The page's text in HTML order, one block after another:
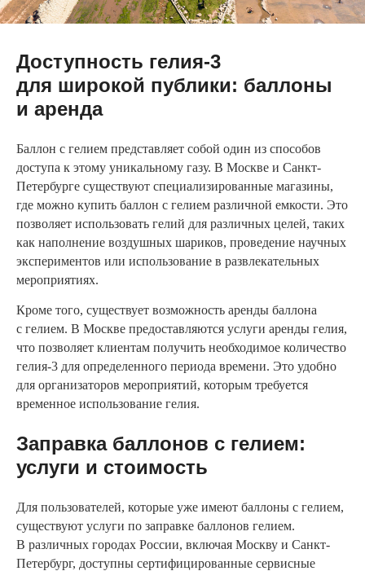
Доступность гелия-3
для широкой публики: баллоны
и аренда
Баллон с гелием представляет собой один из способов
доступа к этому уникальному газу. В Москве и Санкт-
Петербурге существуют специализированные магазины,
где можно купить баллон с гелием различной емкости. Это
позволяет использовать гелий для различных целей, таких
как наполнение воздушных шариков, проведение научных
экспериментов или использование в развлекательных
мероприятиях.
Кроме того, существует возможность аренды баллона
с гелием. В Москве предоставляются услуги аренды гелия,
что позволяет клиентам получить необходимое количество
гелия-3 для определенного периода времени. Это удобно
для организаторов мероприятий, которым требуется
временное использование гелия.
Заправка баллонов с гелием:
услуги и стоимость
Для пользователей, которые уже имеют баллоны с гелием,
существуют услуги по заправке баллонов гелием.
В различных городах России, включая Москву и Санкт-
Петербург, доступны сертифицированные сервисные